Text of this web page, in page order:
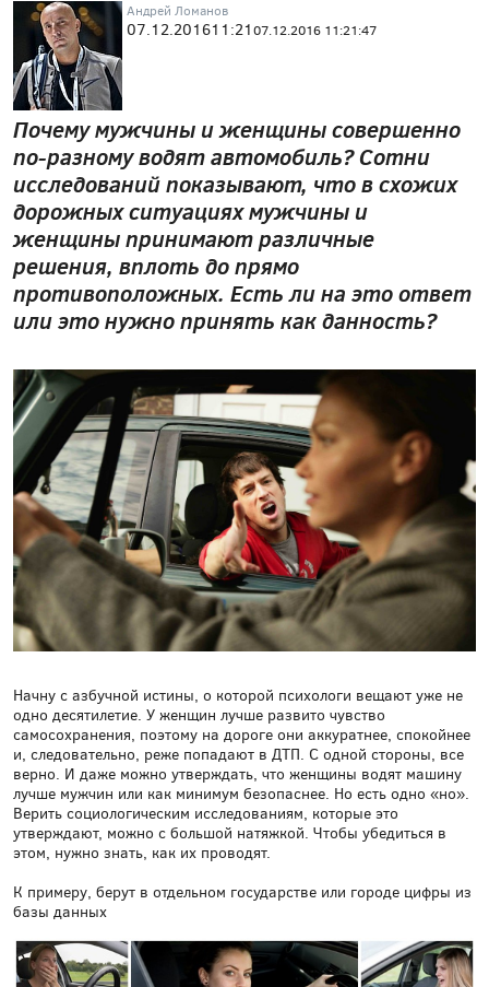
Андрей Ломанов
07.12.201611:2107.12.2016 11:21:47
Почему мужчины и женщины совершенно
по-разному водят автомобиль? Сотни
исследований показывают, что в схожих
дорожных ситуациях мужчины и
женщины принимают различные
решения, вплоть до прямо
противоположных. Есть ли на это ответ
или это нужно принять как данность?
Начну с азбучной истины, о которой психологи вещают уже не
одно десятилетие. У женщин лучше развито чувство
самосохранения, поэтому на дороге они аккуратнее, спокойнее
и, следовательно, реже попадают в ДТП. С одной стороны, все
верно. И даже можно утверждать, что женщины водят машину
лучше мужчин или как минимум безопаснее. Но есть одно «но».
Верить социологическим исследованиям, которые это
утверждают, можно с большой натяжкой. Чтобы убедиться в
этом, нужно знать, как их проводят.
К примеру, берут в отдельном государстве или городе цифры из
базы данных